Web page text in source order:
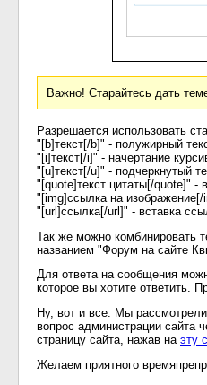
Важно! Старайтесь дать
Разрешается использовать
"[b]текст[/b]" - полужирный
"[i]текст[/i]" - начертание
"[u]текст[/u]" - подчеркнутый
"[quote]текст цитаты[/quote]" -
"[img]ссылка на изображение[/
"[url]ссылка[/url]" - вставка
Так же можно комбинировать
названием "Форум на сайте
Для ответа на сообщения
которое вы хотите ответить.
Ну, вот и все. Мы
вопрос администрации сайта
страницу сайта, нажав на эту
Желаем приятного